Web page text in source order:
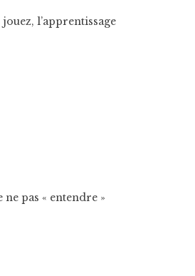
l’apprentissage
pas « entendre »